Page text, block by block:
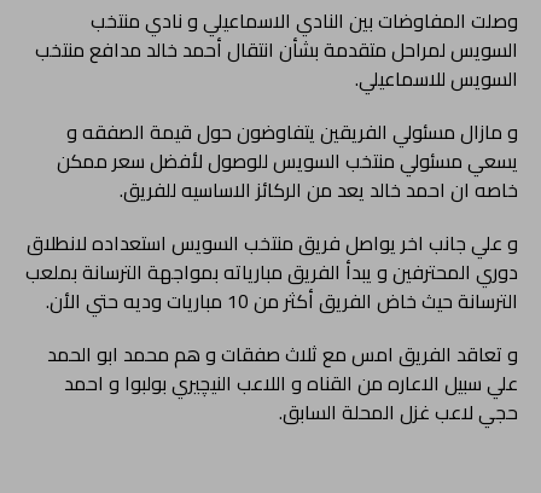
وصلت المفاوضات بين النادي الاسماعيلي و نادي منتخب
السويس لمراحل متقدمة بشأن انتقال أحمد خالد مدافع منتخب
السويس للاسماعيلي.
و مازال مسئولي الفريقين يتفاوضون حول قيمة الصفقه و
يسعي مسئولي منتخب السويس للوصول لأفضل سعر ممكن
خاصه ان احمد خالد يعد من الركائز الاساسيه للفريق.
و علي جانب اخر يواصل فريق منتخب السويس استعداده لانطلاق
دوري المحترفين و يبدأ الفريق مبارياته بمواجهة الترسانة بملعب
الترسانة حيث خاض الفريق أكثر من 10 مباريات وديه حتي الأن.
و تعاقد الفريق امس مع ثلاث صفقات و هم محمد ابو الحمد
علي سبيل الاعاره من القناه و اللاعب النيچيري بولبوا و احمد
حجي لاعب غزل المحلة السابق.